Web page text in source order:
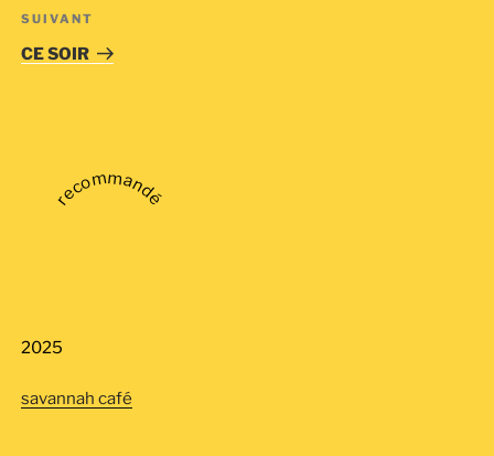
Article
suivant
SUIVANT
CE SOIR
recommandé
2025
savannah café